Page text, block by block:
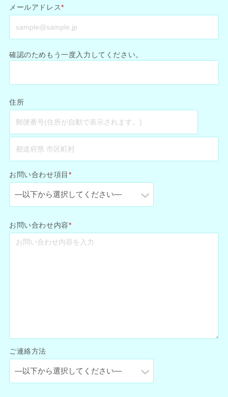
メールアドレス*
確認のためもう一度入力してください。
住所
お問い合わせ項目 *
お問い合わせ内容*
ご連絡方法